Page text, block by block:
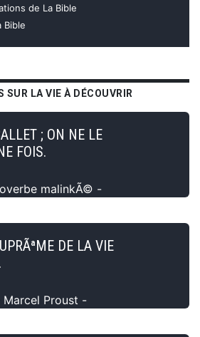
de La Bible
Bible
SUR LA VIE À DÉCOUVRIR
; ON NE LE
FOIS.
malinkÃ© -
DE LA VIE
Marcel Proust -